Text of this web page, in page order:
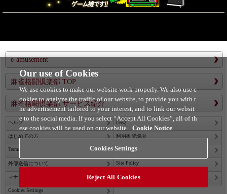
e-amusement
麻雀格闘倶楽部 TOP
麻雀格闘倶楽部 サービス紹介
ヘルプ FAQ
はじめての方 利用推奨環境
Terms of Service Privacy Policy
外部送信について Site Policy
マナー＆ルール Contact Us
Cookies Settings
Our use of Cookies
We use cookies to make our website work properly. We also use c
ookies to analyze the traffic of our website, to provide you with t
he advertisement tailored to your interest, and to link our websit
e to the social media. If you select “Accept All Cookies”, all of th
ese cookies will be used on our website. Cookie Notice
Cookies Settings
Reject All Cookies